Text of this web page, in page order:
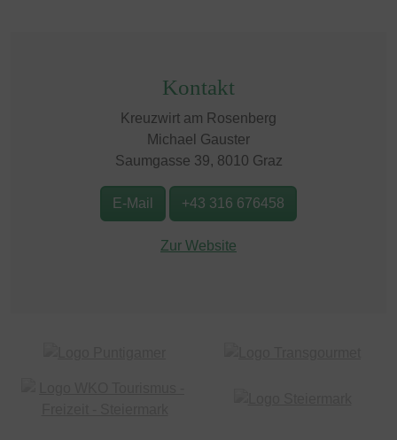
Kontakt
Kreuzwirt am Rosenberg
Michael Gauster
Saumgasse 39, 8010 Graz
E-Mail +43 316 676458
Zur Website